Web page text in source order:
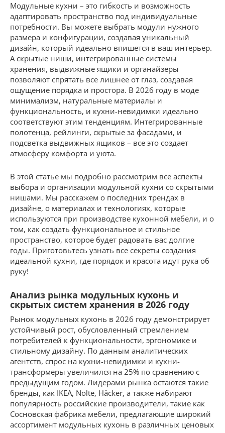
Модульные кухни – это гибкость и возможность
адаптировать пространство под индивидуальные
потребности. Вы можете выбрать модули нужного
размера и конфигурации, создавая уникальный
дизайн, который идеально впишется в ваш интерьер.
А скрытые ниши, интегрированные системы
хранения, выдвижные ящики и органайзеры
позволяют спрятать все лишнее от глаз, создавая
ощущение порядка и простора. В 2026 году в моде
минимализм, натуральные материалы и
функциональность, и кухни-невидимки идеально
соответствуют этим тенденциям. Интегрированные
полотенца, рейлинги, скрытые за фасадами, и
подсветка выдвижных ящиков – все это создает
атмосферу комфорта и уюта.
В этой статье мы подробно рассмотрим все аспекты
выбора и организации модульной кухни со скрытыми
нишами. Мы расскажем о последних трендах в
дизайне, о материалах и технологиях, которые
используются при производстве кухонной мебели, и о
том, как создать функциональное и стильное
пространство, которое будет радовать вас долгие
годы. Приготовьтесь узнать все секреты создания
идеальной кухни, где порядок и красота идут рука об
руку!
Анализ рынка модульных кухонь и
скрытых систем хранения в 2026 году
Рынок модульных кухонь в 2026 году демонстрирует
устойчивый рост, обусловленный стремлением
потребителей к функциональности, эргономике и
стильному дизайну. По данным аналитических
агентств, спрос на кухни-невидимки и кухни-
трансформеры увеличился на 25% по сравнению с
предыдущим годом. Лидерами рынка остаются такие
бренды, как IKEA, Nolte, Häcker, а также набирают
популярность российские производители, такие как
Сосновская фабрика мебели, предлагающие широкий
ассортимент модульных кухонь в различных ценовых